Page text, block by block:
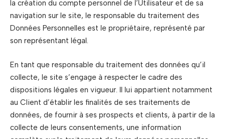
la création du compte personnel de l’Utilisateur et de sa
navigation sur le site, le responsable du traitement des
Données Personnelles est le propriétaire, représenté par
son représentant légal.
En tant que responsable du traitement des données qu’il
collecte, le site s’engage à respecter le cadre des
dispositions légales en vigueur. Il lui appartient notamment
au Client d’établir les finalités de ses traitements de
données, de fournir à ses prospects et clients, à partir de la
collecte de leurs consentements, une information